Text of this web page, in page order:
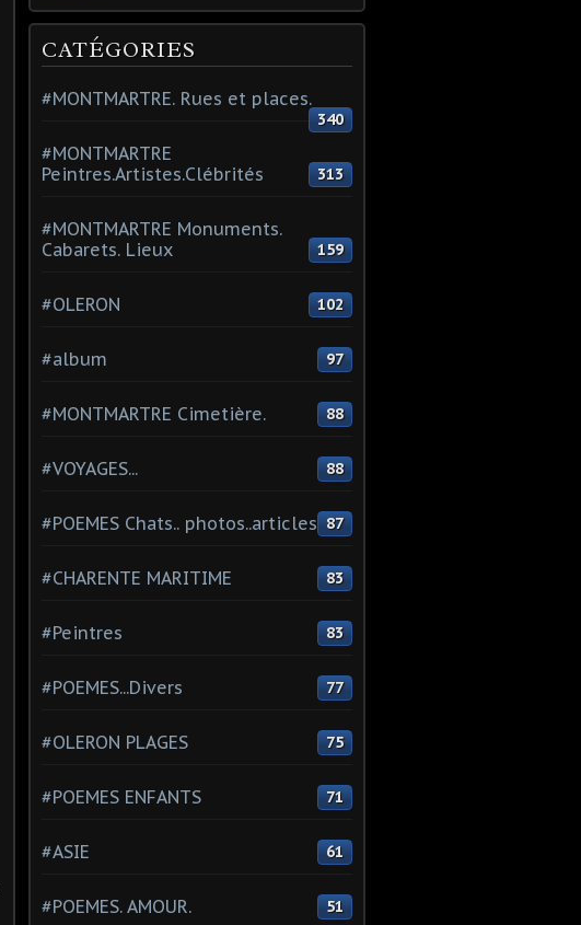
CATÉGORIES
#MONTMARTRE. Rues et places.
340
#MONTMARTRE
Peintres.Artistes.Clébrités
313
#MONTMARTRE Monuments.
Cabarets. Lieux
159
#OLERON 102
#album 97
#MONTMARTRE Cimetière. 88
#VOYAGES... 88
#POEMES Chats.. photos..articles 87
#CHARENTE MARITIME 83
#Peintres 83
#POEMES...Divers 77
#OLERON PLAGES 75
#POEMES ENFANTS 71
#ASIE 61
#POEMES. AMOUR. 51